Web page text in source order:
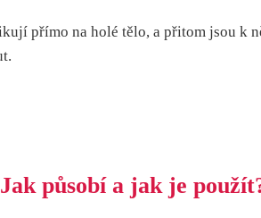
přímo na holé tělo, a přitom jsou k
působí a jak je